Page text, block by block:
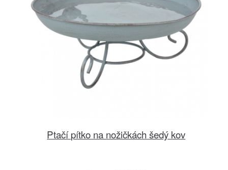
Ptačí pítko na nožičkách šedý kov